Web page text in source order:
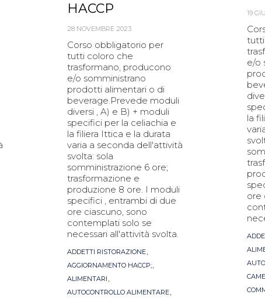
HACCP
28 NOVEMBRE 2023
Corso obbligatorio per
tutti coloro che
trasformano, producono
e/o somministrano
prodotti alimentari o di
beverage.Prevede moduli
diversi , A) e B) + moduli
specifici per la celiachia e
la filiera Ittica e la durata
varia a seconda dell'attività
svolta: sola
somministrazione 6 ore;
trasformazione e
produzione 8 ore. I moduli
specifici , entrambi di due
ore ciascuno, sono
contemplati solo se
necessari all'attività svolta.
Tags
ADDETTI RISTORAZIONE,
AGGIORNAMENTO HACCP;,
ALIMENTARI ,
AUTOCONTROLLO ALIMENTARE,
19
e/o
la
ore